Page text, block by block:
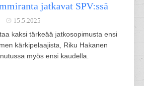
jatkavat SPV:ssä
15.5.2025
kaksi tärkeää jatkosopimusta ensi
kärkipelaajista, Riku Hakanen
myös ensi kaudella.